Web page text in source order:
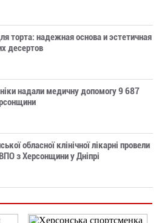
торта: надежная основа и эстетичная
десертов
надали медичну допомогу 9 687
обласної клінічної лікарні провели
з Херсонщини у Дніпрі